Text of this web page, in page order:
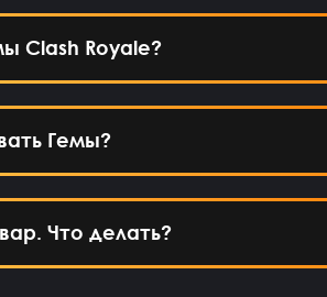
Clash Royale?
Гемы?
Что делать?